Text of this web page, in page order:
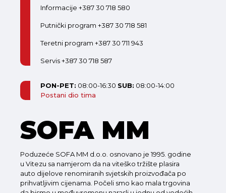
Informacije +387 30 718 580
Putnički program +387 30 718 581
Teretni program +387 30 711 943
Servis +387 30 718 587
PON-PET: 08:00-16:30 SUB: 08:00-14:00
Postani dio tima
SOFA MM
Poduzeće SOFA MM d.o.o. osnovano je 1995. godine
u Vitezu sa namjerom da na viteško tržište plasira
auto dijelove renomiranih svjetskih proizvođača po
prihvatljivim cijenama. Počeli smo kao mala trgovina